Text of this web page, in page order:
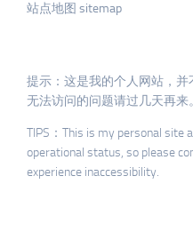
站点地图 sitemap
提示：这是我的个人网站，并
无法访问的问题请过几天再来。
TIPS：This is my personal site
operational status, so please
experience inaccessibility.